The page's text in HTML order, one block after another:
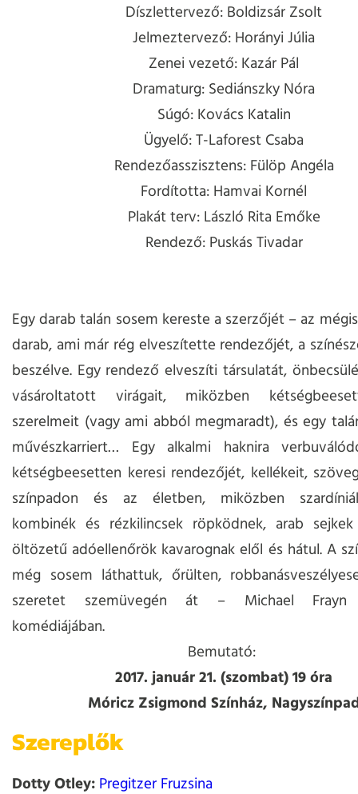
Díszlettervező: Boldizsár Zsolt
Jelmeztervező: Horányi Júlia
Zenei vezető: Kazár Pál
Dramaturg: Sediánszky Nóra
Súgó: Kovács Katalin
Ügyelő: T-Laforest Csaba
Rendezőasszisztens: Fülöp Angéla
Fordította: Hamvai Kornél
Plakát terv: László Rita Emőke
Rendező: Puskás Tivadar
Egy darab talán sosem kereste a szerzőjét – az
darab, ami már rég elveszítette rendezőjét, a
beszélve. Egy rendező elveszíti társulatát,
vásároltatott virágait, miközben
szerelmeit (vagy ami abból megmaradt), és egy
művészkarriert… Egy alkalmi haknira
kétségbeesetten keresi rendezőjét, kellékeit,
színpadon és az életben, miközben
kombinék és rézkilincsek röpködnek, arab
öltözetű adóellenőrök kavarognak elől és hátul. A
még sosem láthattuk, őrülten,
szeretet szemüvegén át – Michael Frayn
komédiájában.
Bemutató:
2017. január 21. (szombat) 19 óra
Móricz Zsigmond Színház,
Szereplők
Dotty Otley:Pregitzer Fruzsina